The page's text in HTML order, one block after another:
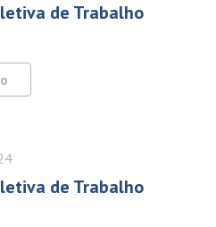
de Trabalho
de Trabalho